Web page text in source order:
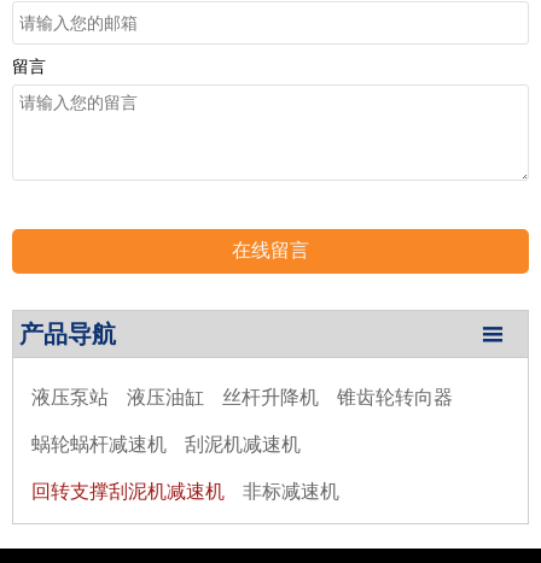
留言
在线留言
产品导航 
液压泵站 液压油缸 丝杆升降机 锥齿轮转向器
蜗轮蜗杆减速机 刮泥机减速机
回转支撑刮泥机减速机 非标减速机